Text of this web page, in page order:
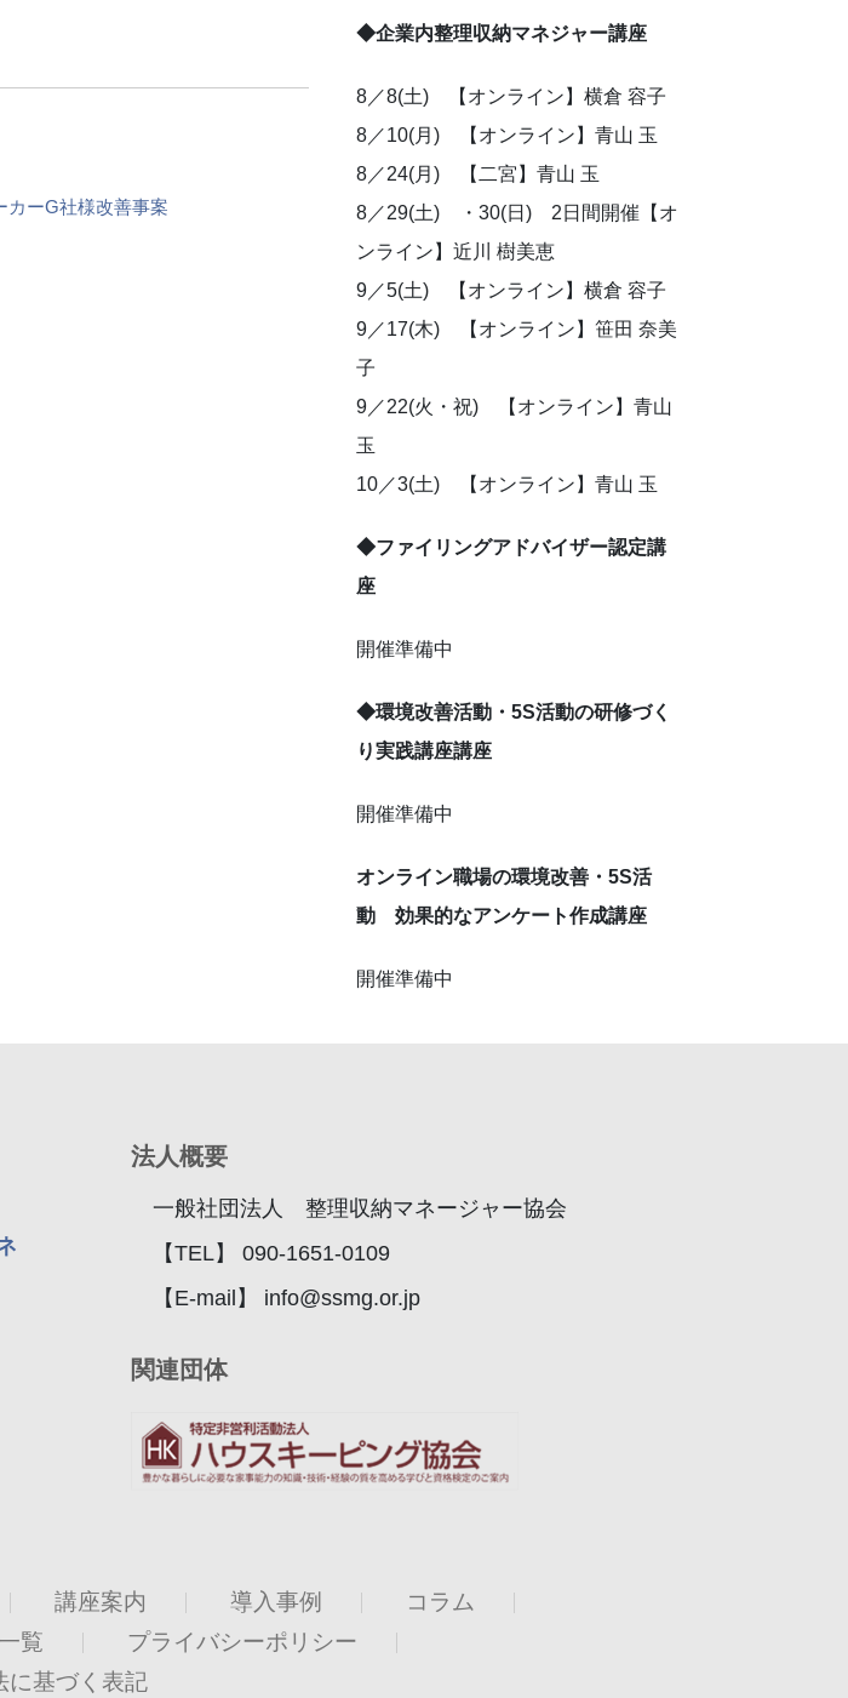
カーG社様改善事案
◆企業内整理収納マネジャー講座
8／8(土) 【オンライン】横倉 容子
8／10(月) 【オンライン】青山 玉
8／24(月) 【二宮】青山 玉
8／29(土) ・30(日) 2日間開催【オ
ンライン】近川 樹美恵
9／5(土) 【オンライン】横倉 容子
9／17(木) 【オンライン】笹田 奈美
子
9／22(火・祝) 【オンライン】青山
玉
10／3(土) 【オンライン】青山 玉
◆ファイリングアドバイザー認定講
座
開催準備中
◆環境改善活動・5S活動の研修づく
り実践講座講座
開催準備中
オンライン職場の環境改善・5S活
動 効果的なアンケート作成講座
開催準備中
法人概要
一般社団法人 整理収納マネージャー協会
【TEL】 090-1651-0109
【E-mail】 info@ssmg.or.jp
関連団体
講座案内 導入事例
コラム
覧
プライバシーポリシー
に基づく表記